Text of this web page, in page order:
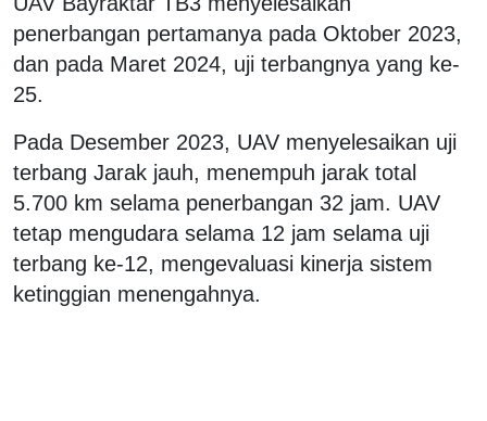
penerbangan pertamanya pada Oktober 2023,
dan pada Maret 2024, uji terbangnya yang ke-
25.
Pada Desember 2023, UAV menyelesaikan uji
terbang Jarak jauh, menempuh jarak total
5.700 km selama penerbangan 32 jam. UAV
tetap mengudara selama 12 jam selama uji
terbang ke-12, mengevaluasi kinerja sistem
ketinggian menengahnya.